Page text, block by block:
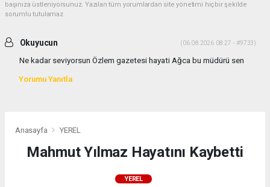
başınıza üstleniyorsunuz. Yazılan tüm yorumlardan site yönetimi hiçbir şekilde
sorumlu tutulamaz.
Okuyucun (06.08.2026 08:27 - #9733)
Ne kadar seviyorsun Özlem gazetesi hayati Ağca bu müdürü sen
Yorumu Yanıtla
Anasayfa YEREL
Mahmut Yılmaz Hayatını Kaybetti
YEREL